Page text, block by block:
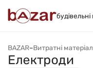
BAZAR–Витратні
Електроди